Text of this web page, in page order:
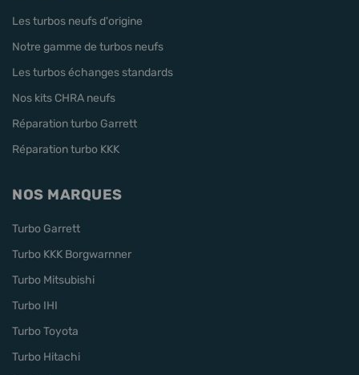
Les turbos neufs d'origine
Notre gamme de turbos neufs
Les turbos échanges standards
Nos kits CHRA neufs
Réparation turbo Garrett
Réparation turbo KKK
NOS MARQUES
Turbo Garrett
Turbo KKK Borgwarnner
Turbo Mitsubishi
Turbo IHI
Turbo Toyota
Turbo Hitachi